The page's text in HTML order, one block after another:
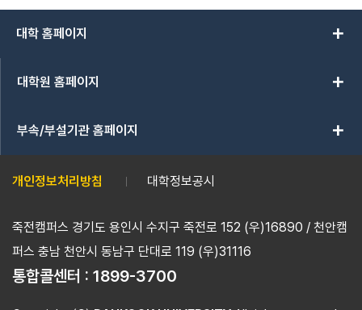
대학 홈페이지 add
대학원 홈페이지 add
부속/부설기관 홈페이지 add
개인정보처리방침 대학정보공시
죽전캠퍼스 경기도 용인시 수지구 죽전로 152 (우)16890 / 천안캠
퍼스 충남 천안시 동남구 단대로 119 (우)31116
통합콜센터 : 1899-3700